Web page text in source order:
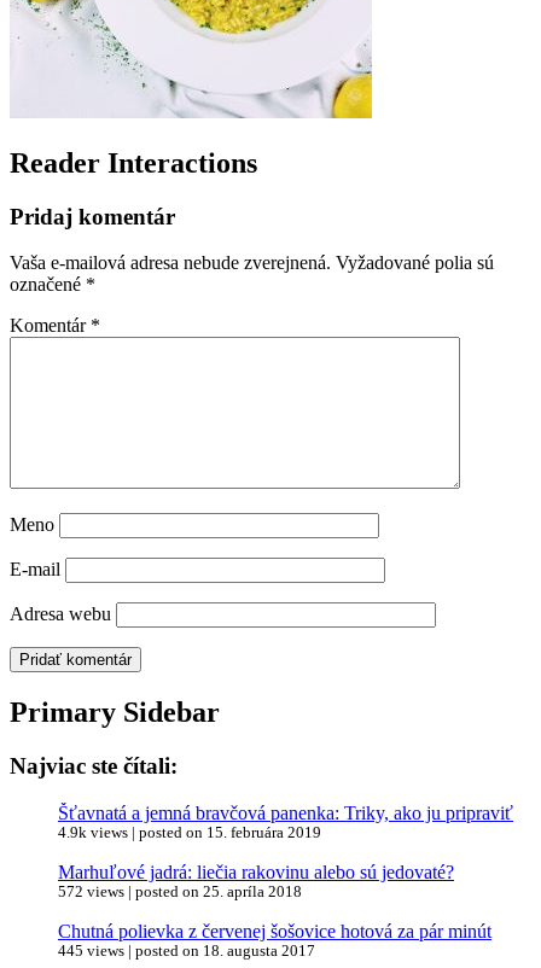
Reader Interactions
Pridaj komentár
Vaša e-mailová adresa nebude zverejnená. Vyžadované polia sú
označené *
Komentár *
Meno
E-mail
Adresa webu
Primary Sidebar
Najviac ste čítali:
Šťavnatá a jemná bravčová panenka: Triky, ako ju pripraviť
4.9k views | posted on 15. februára 2019
Marhuľové jadrá: liečia rakovinu alebo sú jedovaté?
572 views | posted on 25. apríla 2018
Chutná polievka z červenej šošovice hotová za pár minút
445 views | posted on 18. augusta 2017